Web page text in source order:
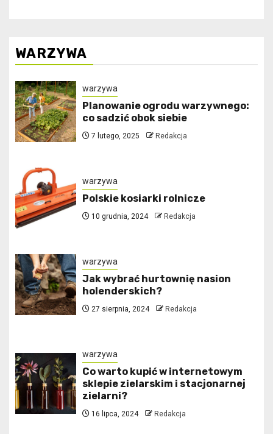
WARZYWA
warzywa
Planowanie ogrodu warzywnego:
co sadzić obok siebie
7 lutego, 2025 Redakcja
warzywa
Polskie kosiarki rolnicze
10 grudnia, 2024 Redakcja
warzywa
Jak wybrać hurtownię nasion
holenderskich?
27 sierpnia, 2024 Redakcja
warzywa
Co warto kupić w internetowym
sklepie zielarskim i stacjonarnej
zielarni?
16 lipca, 2024 Redakcja